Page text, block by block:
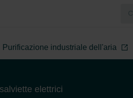
Purificazione industriale dell'aria
elettrici